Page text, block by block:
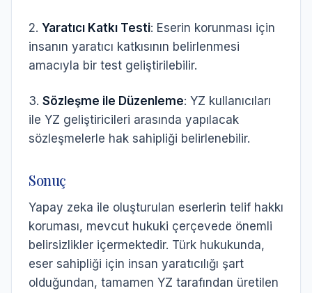
2. Yaratıcı Katkı Testi: Eserin korunması için
insanın yaratıcı katkısının belirlenmesi
amacıyla bir test geliştirilebilir.
3. Sözleşme ile Düzenleme: YZ kullanıcıları
ile YZ geliştiricileri arasında yapılacak
sözleşmelerle hak sahipliği belirlenebilir.
Sonuç
Yapay zeka ile oluşturulan eserlerin telif hakkı
koruması, mevcut hukuki çerçevede önemli
belirsizlikler içermektedir. Türk hukukunda,
eser sahipliği için insan yaratıcılığı şart
olduğundan, tamamen YZ tarafından üretilen